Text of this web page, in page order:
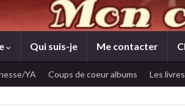
Qui suis-je Me contacter
YA Coups de coeur albums Les